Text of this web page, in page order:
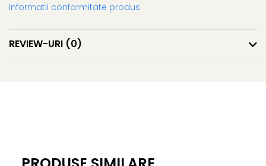
Tetina este realizata din Latex 100% natural.
Discul este realizat din 100% PP sigur si testat, conceput cu
Informatii conformitate produs
REVIEW-URI (0)